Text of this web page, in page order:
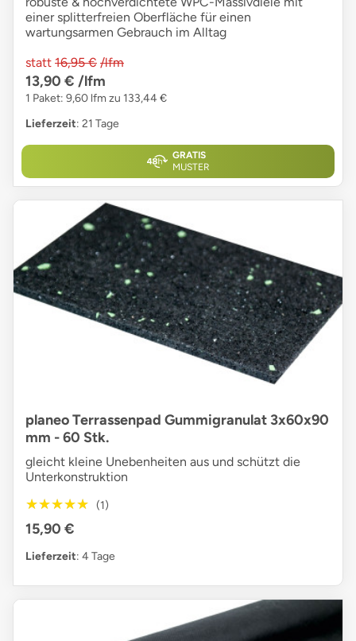
einer splitterfreien Oberfläche für einen
wartungsarmen Gebrauch im Alltag
statt 16,95 € /lfm
13,90 € /lfm
1 Paket: 9,60 lfm zu 133,44 €
Lieferzeit: 21 Tage
GRATIS
MUSTER
planeo Terrassenpad Gummigranulat 3x60x90
mm - 60 Stk.
gleicht kleine Unebenheiten aus und schützt die
Unterkonstruktion
★★★★★
★★★★★ (1)
15,90 €
Lieferzeit: 4 Tage